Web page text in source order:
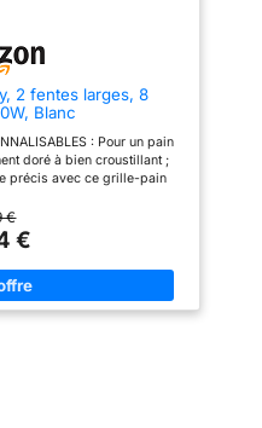
2 fentes larges, 8
Blanc
: Pour un pain
doré à bien croustillant ;
précis avec ce grille-pain
largeur variable qui centrent
ACCESSOIRE
: Le toaster est conçu pour
les brioches. Support
sans griller DU PAIN
: Du pain toujours prêt à
miettes amovible ; Bouton
€
€